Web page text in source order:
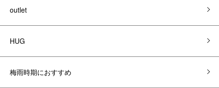
outlet
HUG
梅雨時期におすすめ